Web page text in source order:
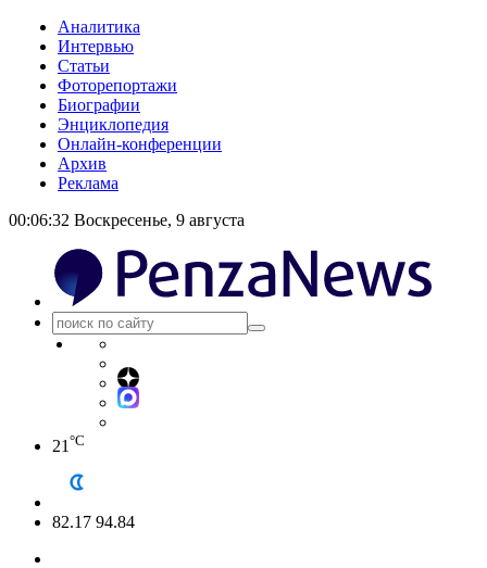
Аналитика
Интервью
Статьи
Фоторепортажи
Биографии
Энциклопедия
Онлайн-конференции
Архив
Реклама
00:06:33 Воскресенье, 9 августа
21 °C
82.17 94.84